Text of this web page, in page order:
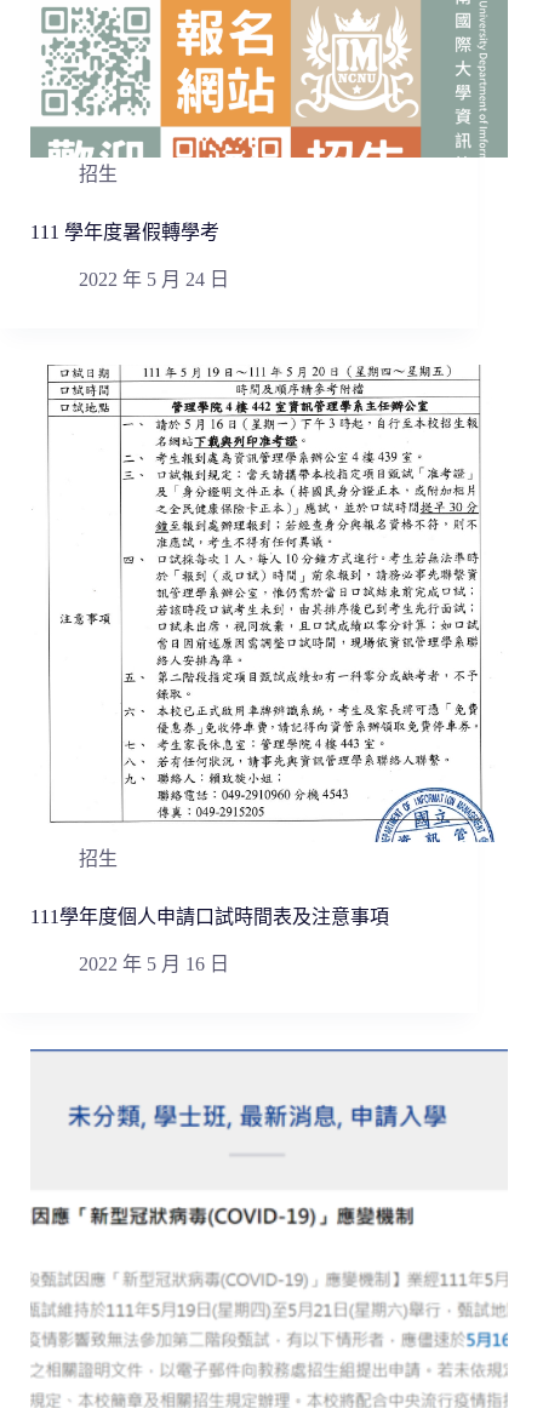
招生
111 學年度暑假轉學考
2022 年 5 月 24 日
招生
111學年度個人申請口試時間表及注意事項
2022 年 5 月 16 日